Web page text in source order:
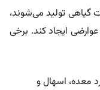
گیاهی تولید می‌شوند،
ایجاد کند. برخی
معده، اسهال و